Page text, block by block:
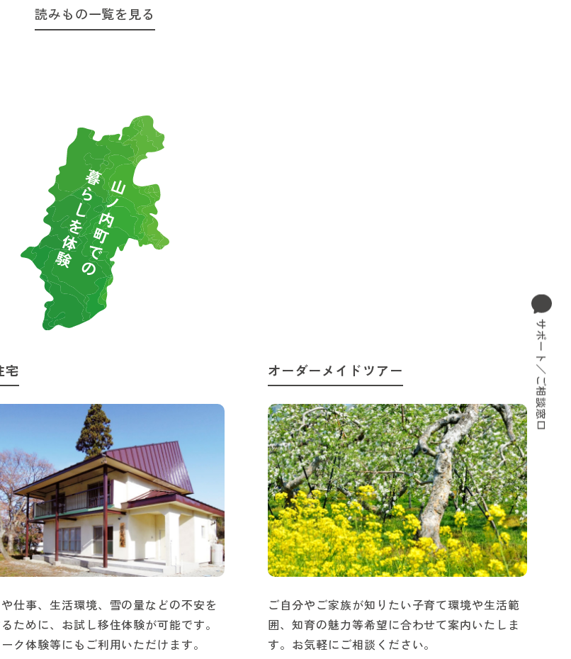
読みもの一覧を見る
宅
仕事、生活環境、雪の量などの不安を
ために、お試し移住体験が可能です。
ク体験等にもご利用いただけます。
オーダーメイドツアー
ご自分やご家族が知りたい子育て環境や生活範
囲、知育の魅力等希望に合わせて案内いたしま
す。お気軽にご相談ください。
サポート／ご相談窓口